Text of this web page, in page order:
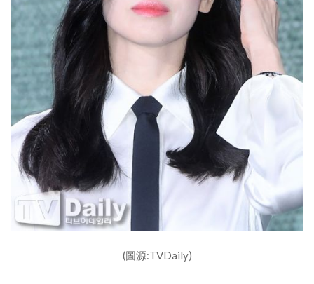
(圖源:TVDaily)